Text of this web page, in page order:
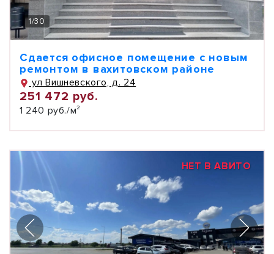
1/30
Сдается офисное помещение с новым
ремонтом в вахитовском районе
ул Вишневского, д. 24
251 472 руб.
1 240 руб./м²
НЕТ В АВИТО